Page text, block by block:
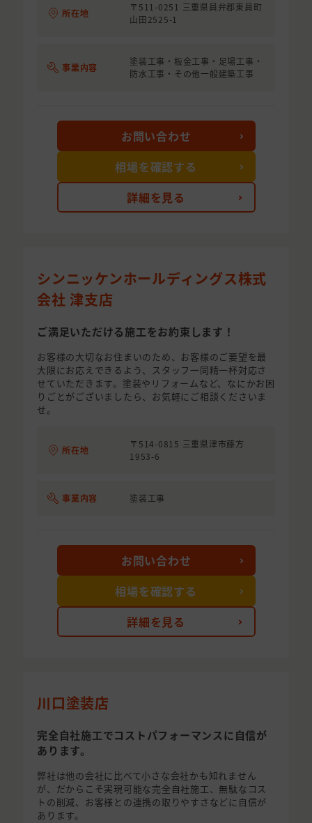
所在地
〒511-0251 三重県員弁郡東員町
山田2525-1
事業内容
塗装工事・板金工事・足場工事・
防水工事・その他一般建築工事
詳細を見る
お問い合わせ
相場を確認する
シンニッケンホールディングス株式
会社 津支店
ご満足いただける施工をお約束します！
お客様の大切なお住まいのため、お客様のご要望を最
大限にお応えできるよう、スタッフ一同精一杯対応さ
せていただきます。塗装やリフォームなど、なにかお困
りごとがございましたら、お気軽にご相談くださいま
せ。
所在地
〒514-0815 三重県津市藤方
1953-6
事業内容 塗装工事
詳細を見る
お問い合わせ
相場を確認する
川口塗装店
完全自社施工でコストパフォーマンスに自信が
あります。
弊社は他の会社に比べて小さな会社かも知れません
が、だからこそ実現可能な完全自社施工、無駄なコス
トの削減、お客様との連携の取りやすさなどに自信が
あります。